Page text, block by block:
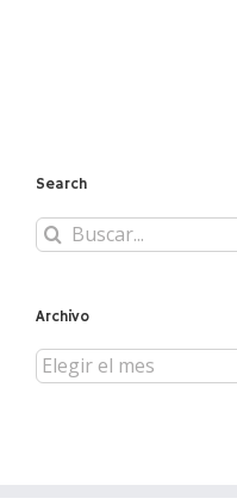
Search
Buscar:
Archivo
Archivo